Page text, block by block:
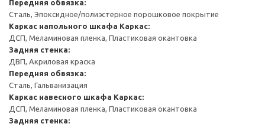
Передняя обвязка:
Сталь, Эпоксидное/полиэстерное порошковое покрытие
Каркас напольного шкафа Каркас:
ДСП, Меламиновая пленка, Пластиковая окантовка
Задняя стенка:
ДВП, Акриловая краска
Передняя обвязка:
Сталь, Гальванизация
Каркас навесного шкафа Каркас:
ДСП, Меламиновая пленка, Пластиковая окантовка
Задняя стенка: